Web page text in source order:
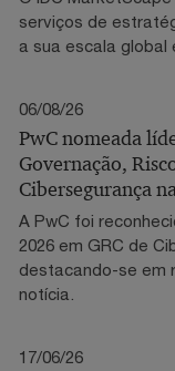
serviços de
a sua escala global
06/08/26
PwC nomeada
Governação,
Cibersegurança
A PwC foi
2026 em GRC de
destacando-se em
notícia.
17/06/26